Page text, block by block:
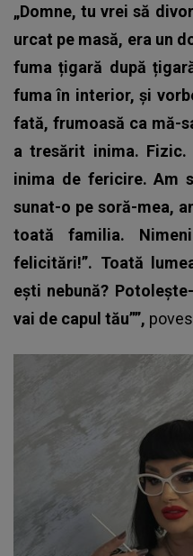
„Domne, tu vrei să
urcat pe masă, era un
fuma țigară după
fuma în interior, și
fată, frumoasă ca mă-
a tresărit inima. Fizic.
inima de fericire. Am
sunat-o pe soră-mea,
toată familia.
felicitări!”. Toată
ești nebună?
vai de capul tău””,